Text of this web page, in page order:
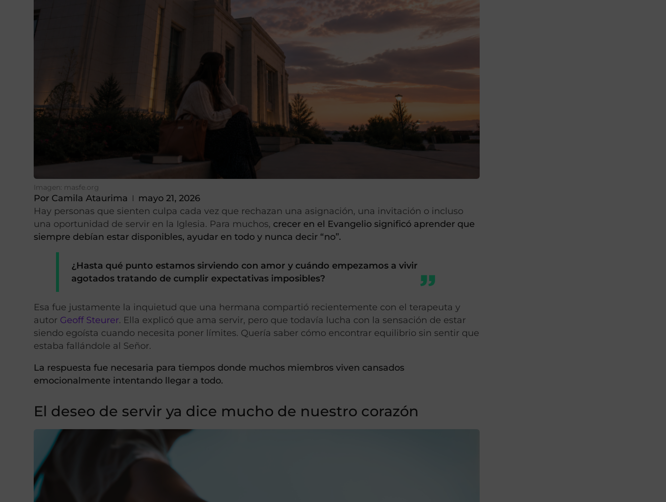
Imagen: masfe.org
Por Camila Ataurima
mayo 21, 2026
Hay personas que sienten culpa cada vez que rechazan una asignación, una invitación o incluso
una oportunidad de servir en la Iglesia. Para muchos, crecer en el Evangelio significó aprender que
siempre debían estar disponibles, ayudar en todo y nunca decir “no”.
¿Hasta qué punto estamos sirviendo con amor y cuándo empezamos a vivir
agotados tratando de cumplir expectativas imposibles?
Esa fue justamente la inquietud que una hermana compartió recientemente con el terapeuta y
autor Geoff Steurer. Ella explicó que ama servir, pero que todavía lucha con la sensación de estar
siendo egoísta cuando necesita poner límites. Quería saber cómo encontrar equilibrio sin sentir que
estaba fallándole al Señor.
La respuesta fue necesaria para tiempos donde muchos miembros viven cansados
emocionalmente intentando llegar a todo.
El deseo de servir ya dice mucho de nuestro corazón